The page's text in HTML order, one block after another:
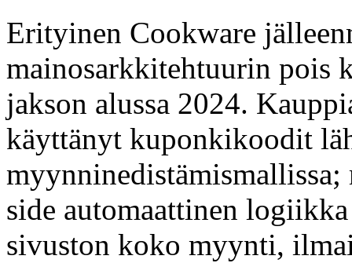
Erityinen Cookware
mainosarkkitehtuurin pois
jakson alussa 2024.
käyttänyt kuponkikoodit
side automaattinen
sivuston koko myynti,